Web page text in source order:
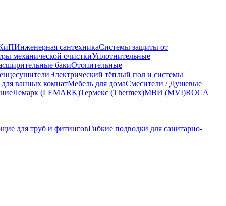
Инженерная сантехникаСистемы защиты от
механической очисткиУплотнительные
бакиОтопительные
Электрический тёплый пол и системы
ванных комнатМебель для домаСмесители / Душевые
Лемарк (LEMARK)Термекс (Thermex)МВИ (MVI)ROCA
для труб и фитинговГибкие подводки для санитарно-